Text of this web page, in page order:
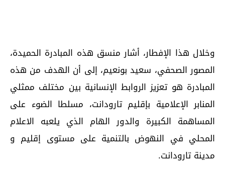
وخلال هذا الإفطار، أشار منسق هذه المبادرة الحميدة،
المصور الصحفي، سعيد بونعيم، إلى أن الهدف من هذه
المبادرة هو تعزيز الروابط الإنسانية بين مختلف ممثلي
المنابر الإعلامية بإقليم تارودانت، مسلطا الضوء على
المساهمة الكبيرة والدور الهام الذي يلعبه الاعلام
المحلي في النهوض بالتنمية على مستوى إقليم و
مدينة تارودانت.